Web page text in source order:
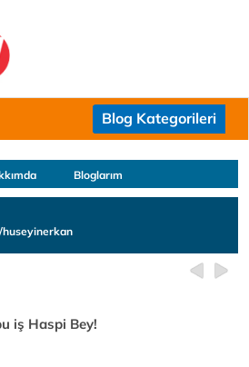
Blog Kategorileri
Bloglarım
iş Haspi Bey!